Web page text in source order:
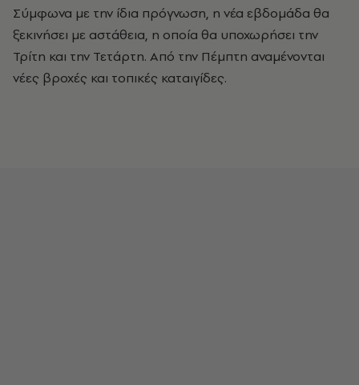
Σύμφωνα με την ίδια πρόγνωση, η νέα εβδομάδα θα
ξεκινήσει με αστάθεια, η οποία θα υποχωρήσει την
Τρίτη και την Τετάρτη. Από την Πέμπτη αναμένονται
νέες βροχές και τοπικές καταιγίδες.